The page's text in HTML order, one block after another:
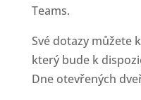
Teams.
Své dotazy můžete
který bude k
Dne otevřených